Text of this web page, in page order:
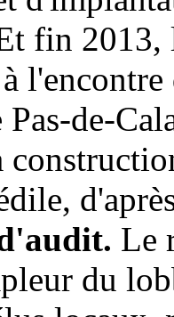
fin 2013,
Pas-de-
Le
du